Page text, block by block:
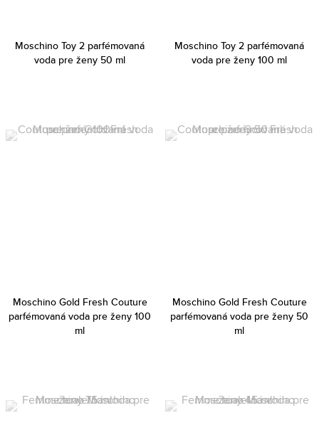
Moschino Toy 2 parfémovaná
voda pre ženy 50 ml
Moschino Toy 2 parfémovaná
voda pre ženy 100 ml
Moschino Gold Fresh Couture
parfémovaná voda pre ženy 100
ml
Moschino Gold Fresh Couture
parfémovaná voda pre ženy 50
ml